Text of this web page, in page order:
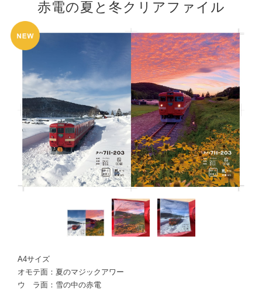
赤電の夏と冬クリアファイル
A4サイズ
オモテ面：夏のマジックアワー
ウ ラ面：雪の中の赤電